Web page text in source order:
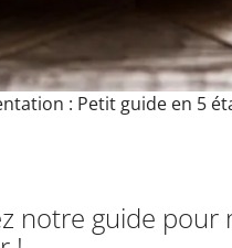
: Petit guide en 5
notre guide pour